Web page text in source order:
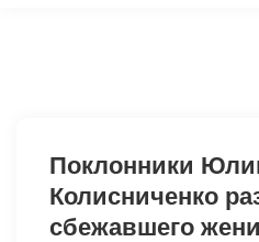
Поклонники
Колисниченко
сбежавшего